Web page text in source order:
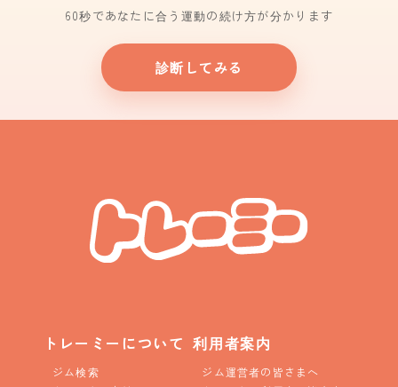
60秒であなたに合う運動の続け方が分かります
診断してみる
トレーミーについて
ジム検索
利用者案内
ジム運営者の皆さまへ